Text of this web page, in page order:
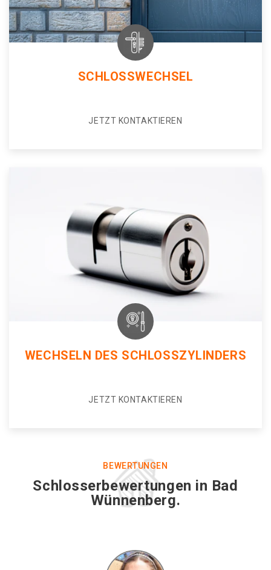
SCHLOSSWECHSEL
JETZT KONTAKTIEREN
WECHSELN DES SCHLOSSZYLINDERS
JETZT KONTAKTIEREN
BEWERTUNGEN
Schlosserbewertungen in Bad
Wünnenberg.